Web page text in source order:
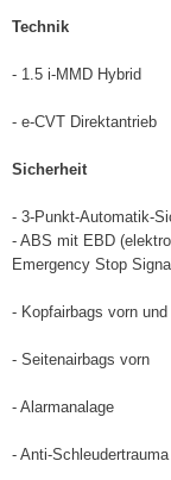
Technik
- 1.5 i-MMD Hybrid
- e-CVT Direktantrieb
Sicherheit
- 3-Punkt-Automatik-
- ABS mit EBD
Emergency Stop Signal
- Kopfairbags vorn
- Seitenairbags vorn
- Alarmanalage
- Anti-